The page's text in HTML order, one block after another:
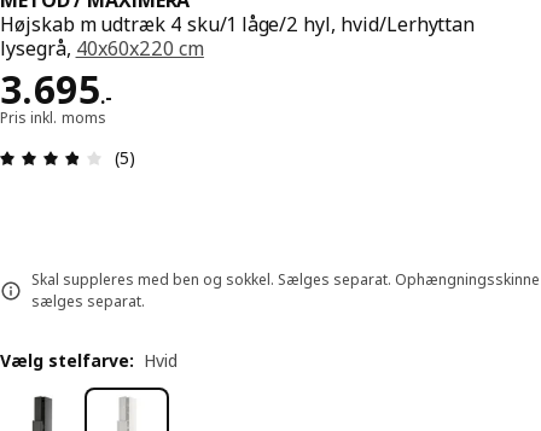
Højskab m udtræk 4 sku/1 låge/2 hyl, hvid/Lerhyttan
lysegrå, 40x60x220 cm
3.695.-
Pris 3695.-
Pris inkl. moms
Anmeldelse: 3.8 Ud af 5 Stjerner. Anmeldelser i
(5)
Skal suppleres med ben og sokkel. Sælges separat. Ophængningsskinne
sælges separat.
Vælg stelfarve: Hvid